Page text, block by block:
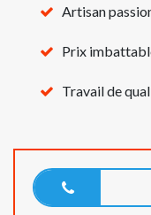
Artisan
Prix
Travail de